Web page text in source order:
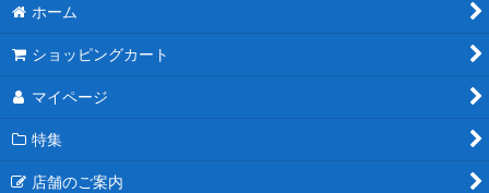
ホーム
ショッピングカート
マイページ
特集
店舗のご案内